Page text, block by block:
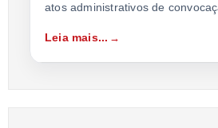
atos administrativos de
Leia mais...